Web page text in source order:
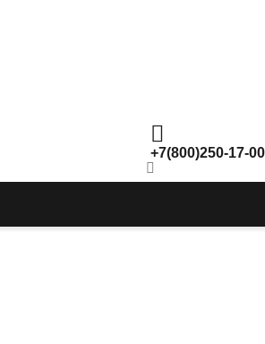
+7(800)250-17-00